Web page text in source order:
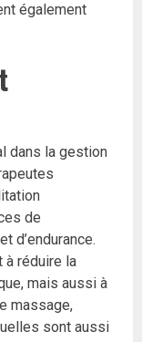
également
dans la gestion
de
d’endurance.
à réduire la
mais aussi à
massage,
sont aussi